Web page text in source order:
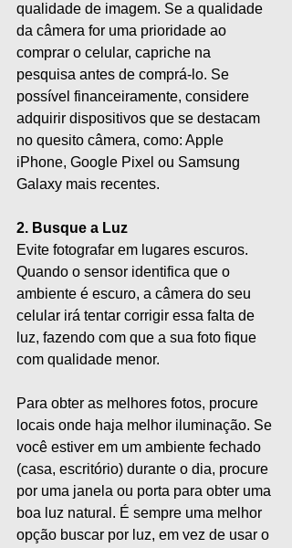
qualidade de imagem. Se a qualidade
da câmera for uma prioridade ao
comprar o celular, capriche na
pesquisa antes de comprá-lo. Se
possível financeiramente, considere
adquirir dispositivos que se destacam
no quesito câmera, como: Apple
iPhone, Google Pixel ou Samsung
Galaxy mais recentes.
2. Busque a Luz
Evite fotografar em lugares escuros.
Quando o sensor identifica que o
ambiente é escuro, a câmera do seu
celular irá tentar corrigir essa falta de
luz, fazendo com que a sua foto fique
com qualidade menor.
Para obter as melhores fotos, procure
locais onde haja melhor iluminação. Se
você estiver em um ambiente fechado
(casa, escritório) durante o dia, procure
por uma janela ou porta para obter uma
boa luz natural. É sempre uma melhor
opção buscar por luz, em vez de usar o